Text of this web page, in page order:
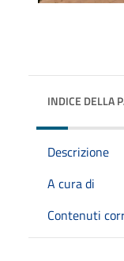
INDICE DELLA
Descrizione
A cura di
Contenuti